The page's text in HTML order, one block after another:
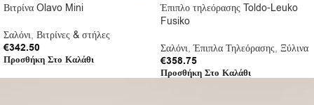
Βιτρίνα Olavo Mini
Σαλόνι, Βιτρίνες & στήλες
€342.50
Προσθήκη Στο Καλάθι
Έπιπλο τηλεόρασης Toldo-Leuko
Fusiko
Σαλόνι, Έπιπλα Τηλεόρασης, Ξύλινα
€358.75
Προσθήκη Στο Καλάθι